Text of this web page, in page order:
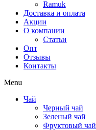
Ramuk
Доставка и оплата
Акции
О компании
Статьи
Опт
Отзывы
Контакты
Menu
Чай
Черный чай
Зеленый чай
Фруктовый чай